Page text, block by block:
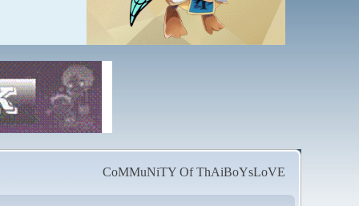
CoMMuNiTY Of ThAiBoYsLoVE